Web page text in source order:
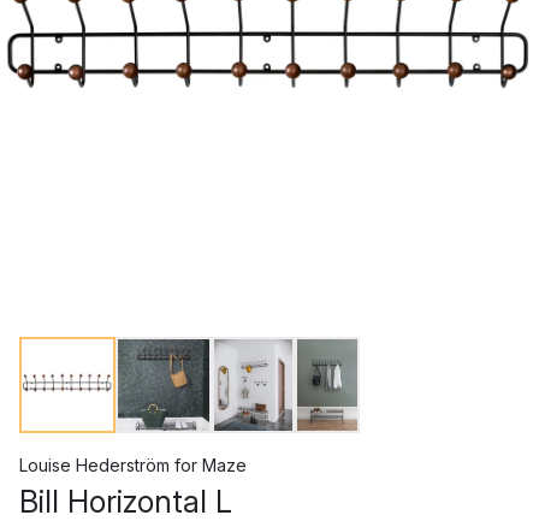
Louise Hederström for Maze
Bill Horizontal L